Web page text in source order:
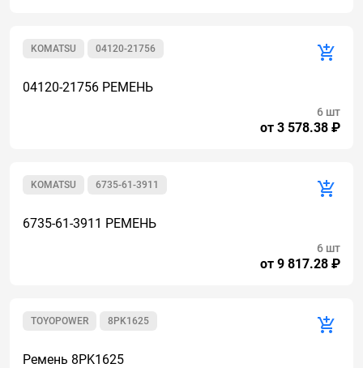
04120-21756
KOMATSU
04120-21756 РЕМЕНЬ
от 3 578.38 ₽
6 шт
6735-61-3911
KOMATSU
6735-61-3911 РЕМЕНЬ
от 9 817.28 ₽
6 шт
8PK1625
TOYOPOWER
Ремень 8PK1625